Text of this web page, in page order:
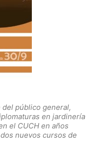
público general,
en jardinería
el CUCH en años
nuevos cursos de